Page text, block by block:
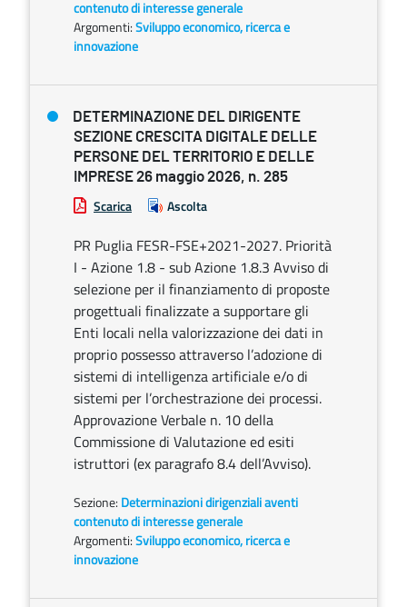
contenuto di interesse generale
Argomenti:Sviluppo economico, ricerca e
innovazione
DETERMINAZIONE DEL DIRIGENTE
SEZIONE CRESCITA DIGITALE DELLE
PERSONE DEL TERRITORIO E DELLE
IMPRESE 26 maggio 2026, n. 285
Scarica Ascolta
PR Puglia FESR-FSE+2021-2027. Priorità
I - Azione 1.8 - sub Azione 1.8.3 Avviso di
selezione per il finanziamento di proposte
progettuali finalizzate a supportare gli
Enti locali nella valorizzazione dei dati in
proprio possesso attraverso l’adozione di
sistemi di intelligenza artificiale e/o di
sistemi per l’orchestrazione dei processi.
Approvazione Verbale n. 10 della
Commissione di Valutazione ed esiti
istruttori (ex paragrafo 8.4 dell’Avviso).
Sezione: Determinazioni dirigenziali aventi
contenuto di interesse generale
Argomenti:Sviluppo economico, ricerca e
innovazione